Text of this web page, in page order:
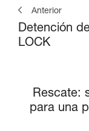
Anterior
Detención
LOCK
Rescate:
para una